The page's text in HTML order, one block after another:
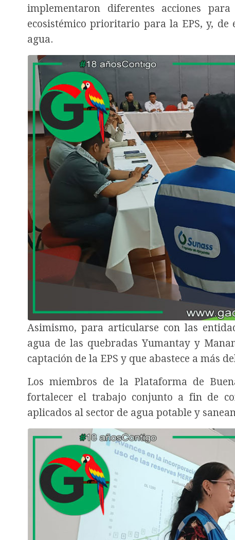
implementaron diferentes acciones
ecosistémico prioritario para la EPS, y,
agua.
Asimismo, para articularse con las
agua de las quebradas Yumantay y
captación de la EPS y que abastece a más
Los miembros de la Plataforma de
fortalecer el trabajo conjunto a fin de
aplicados al sector de agua potable y